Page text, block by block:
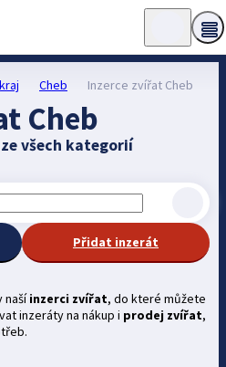
Cheb Inzerce zvířat Cheb
Cheb
všech kategorií
Přidat inzerát
našíinzerci zvířat, do které můžete
inzeráty na nákup i prodej zvířat,